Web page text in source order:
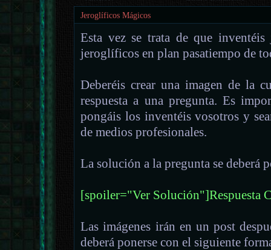
Jeroglíficos Mágicos
Esta vez se trata de que
jeroglíficos en plan pasatiempo de
Deberéis crear una imagen de la
respuesta a una pregunta. Es
pongáis los inventéis vosotros y
de medios profesionales.
La solución a la pregunta se deberá
[spoiler="Ver Solución"]Respuesta
Las imágenes irán en un post
deberá ponerse con el siguiente